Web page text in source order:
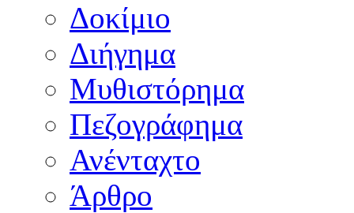
Δοκίμιο
Διήγημα
Μυθιστόρημα
Πεζογράφημα
Ανένταχτο
Άρθρο